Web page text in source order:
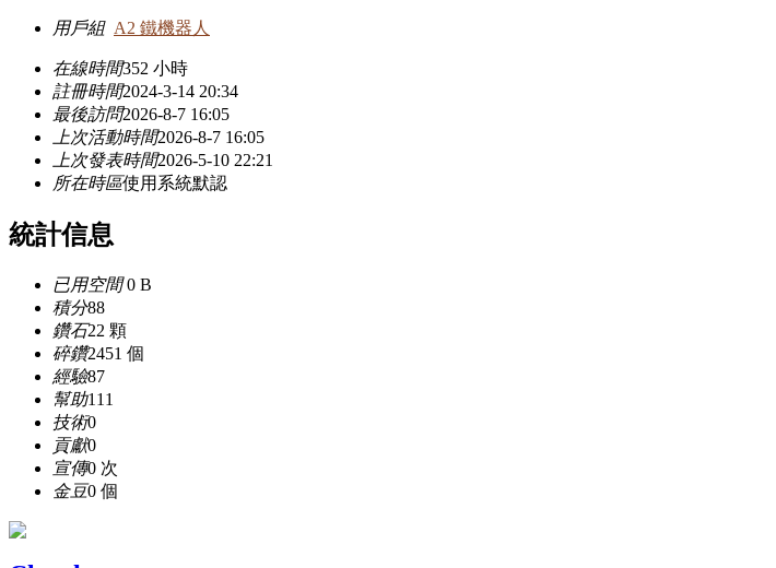
用戶組 A2 鐵機器人
在線時間352 小時
註冊時間2024-3-14 20:34
最後訪問2026-8-7 16:05
上次活動時間2026-8-7 16:05
上次發表時間2026-5-10 22:21
所在時區使用系統默認
統計信息
已用空間0 B
積分88
鑽石22 顆
碎鑽2451 個
經驗87
幫助111
技術0
貢獻0
宣傳0 次
金豆0 個